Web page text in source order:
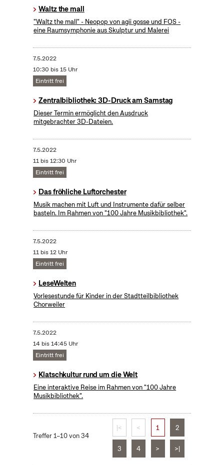
Waltz the mall
"Waltz the mall" - Neopop von agii gosse und FOS -
eine Raumsymphonie aus Skulptur und Malerei
7.5.2022
10:30 bis 15 Uhr
Eintritt frei
Zentralbibliothek: 3D-Druck am Samstag
Dieser Termin ermöglicht den Ausdruck
mitgebrachter 3D-Dateien.
7.5.2022
11 bis 12:30 Uhr
Eintritt frei
Das fröhliche Luftorchester
Musik machen mit Luft und Instrumente dafür selber
basteln. Im Rahmen von "100 Jahre Musikbibliothek".
7.5.2022
11 bis 12 Uhr
Eintritt frei
LeseWelten
Vorlesestunde für Kinder in der Stadtteilbibliothek
Chorweiler
7.5.2022
14 bis 14:45 Uhr
Eintritt frei
Klatschkultur rund um die Welt
Eine interaktive Reise im Rahmen von "100 Jahre
Musikbibliothek".
Treffer 1–10 von 34
|< < 1 2
3 4 > >|